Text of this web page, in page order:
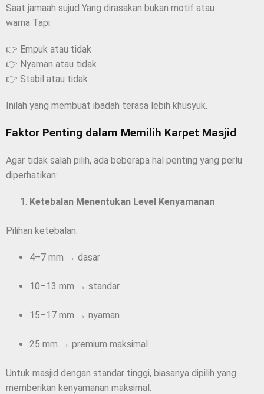
Saat jamaah sujud Yang dirasakan bukan motif atau
warna Tapi:
👉 Empuk atau tidak
👉 Nyaman atau tidak
👉 Stabil atau tidak
Inilah yang membuat ibadah terasa lebih khusyuk.
Faktor Penting dalam Memilih Karpet Masjid
Agar tidak salah pilih, ada beberapa hal penting yang perlu
diperhatikan:
Ketebalan Menentukan Level Kenyamanan
Pilihan ketebalan:
4–7 mm → dasar
10–13 mm → standar
15–17 mm → nyaman
25 mm → premium maksimal
Untuk masjid dengan standar tinggi, biasanya dipilih yang
memberikan kenyamanan maksimal.